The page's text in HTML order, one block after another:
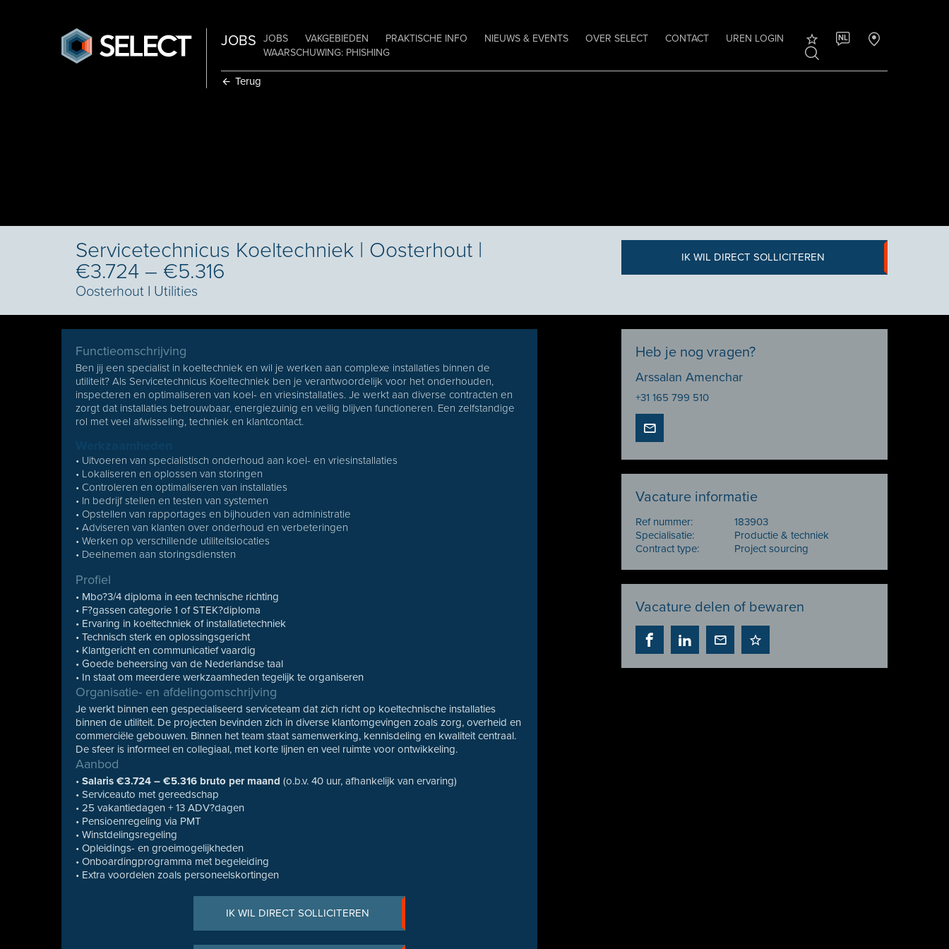
JOBS JOBS VAKGEBIEDEN PRAKTISCHE INFO NIEUWS & EVENTS OVER SELECT CONTACT
UREN LOGIN
WAARSCHUWING: PHISHING
NL
Terug
Servicetechnicus Koeltechniek | Oosterhout |
€3.724 – €5.316
Oosterhout I Utilities
IK WIL DIRECT SOLLICITEREN
Functieomschrijving
Ben jij een specialist in koeltechniek en wil je werken aan complexe installaties binnen de
utiliteit? Als Servicetechnicus Koeltechniek ben je verantwoordelijk voor het onderhouden,
inspecteren en optimaliseren van koel- en vriesinstallaties. Je werkt aan diverse contracten en
zorgt dat installaties betrouwbaar, energiezuinig en veilig blijven functioneren. Een zelfstandige
rol met veel afwisseling, techniek en klantcontact.
• Uitvoeren van specialistisch onderhoud aan koel- en vriesinstallaties
• Lokaliseren en oplossen van storingen
• Controleren en optimaliseren van installaties
• In bedrijf stellen en testen van systemen
• Opstellen van rapportages en bijhouden van administratie
• Adviseren van klanten over onderhoud en verbeteringen
• Werken op verschillende utiliteitslocaties
• Deelnemen aan storingsdiensten
Profiel
• Mbo?3/4 diploma in een technische richting
• F?gassen categorie 1 of STEK?diploma
• Ervaring in koeltechniek of installatietechniek
• Technisch sterk en oplossingsgericht
• Klantgericht en communicatief vaardig
• Goede beheersing van de Nederlandse taal
• In staat om meerdere werkzaamheden tegelijk te organiseren
Organisatie- en afdelingomschrijving
Je werkt binnen een gespecialiseerd serviceteam dat zich richt op koeltechnische installaties
binnen de utiliteit. De projecten bevinden zich in diverse klantomgevingen zoals zorg, overheid en
commerciële gebouwen. Binnen het team staat samenwerking, kennisdeling en kwaliteit centraal.
De sfeer is informeel en collegiaal, met korte lijnen en veel ruimte voor ontwikkeling.
Aanbod
•Salaris €3.724 – €5.316 bruto per maand (o.b.v. 40 uur, afhankelijk van ervaring)
• Serviceauto met gereedschap
• 25 vakantiedagen + 13 ADV?dagen
• Pensioenregeling via PMT
• Winstdelingsregeling
• Opleidings- en groeimogelijkheden
• Onboardingprogramma met begeleiding
• Extra voordelen zoals personeelskortingen
IK WIL DIRECT SOLLICITEREN
Heb je nog vragen?
Arssalan Amenchar
+31 165 799 510
Vacature informatie
Ref nummer:
183903
Specialisatie:
Productie & techniek
Contract type:
Project sourcing
Vacature delen of bewaren